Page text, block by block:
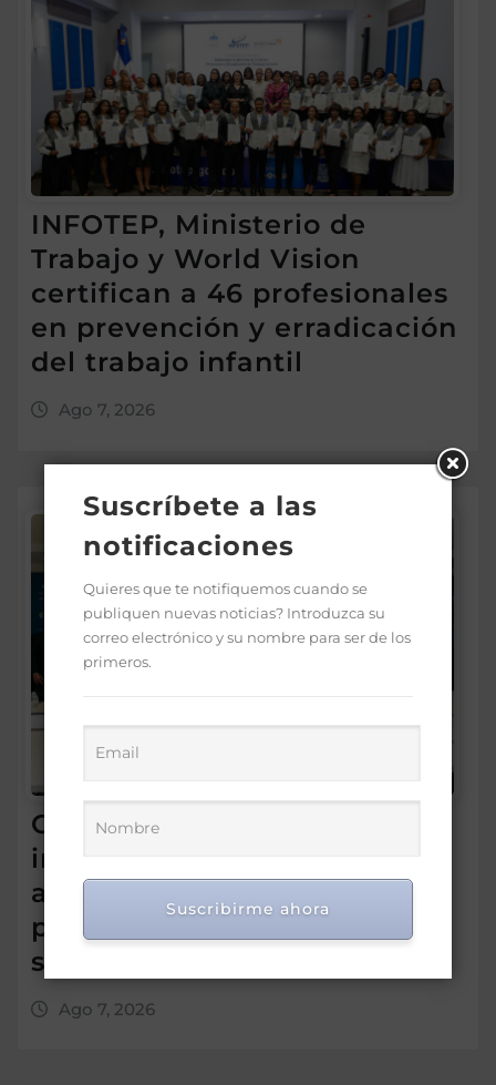
INFOTEP, Ministerio de
Trabajo y World Vision
certifican a 46 profesionales
en prevención y erradicación
del trabajo infantil
Ago 7, 2026
Gabinete de Política Social
impulsa proyecto para
agilizar el acceso de la
población a los servicios
sociales
Ago 7, 2026
Suscríbete a las
notificaciones
Quieres que te notifiquemos cuando se
publiquen nuevas noticias? Introduzca su
correo electrónico y su nombre para ser de los
primeros.
Suscribirme ahora